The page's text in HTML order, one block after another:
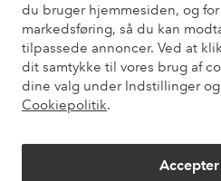
du bruger hjemmesiden, og for
markedsføring, så du kan
tilpassede annoncer. Ved at
dit samtykke til vores brug af
dine valg under Indstillinger
Cookiepolitik.
Kundeservice
Mine sider
Om Ellos